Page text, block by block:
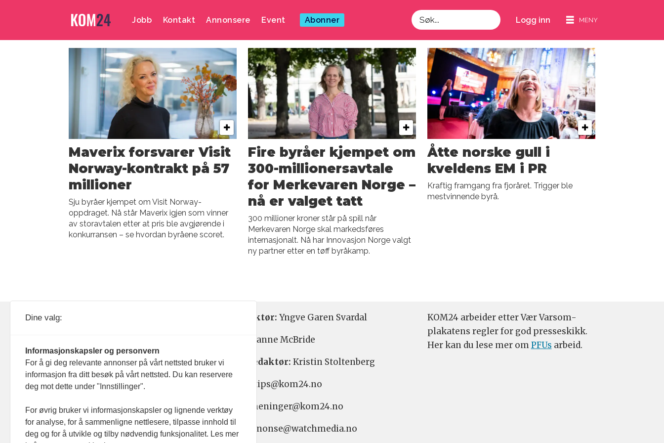
Jobb Kontakt Annonsere Event Abonner
Søk
Logg inn
Emne:
fagereng
Maverix forsvarer Visit
Norway-kontrakt på 57
millioner
Sju byråer kjempet om Visit Norway-
oppdraget. Nå står Maverix igjen som vinner
av storavtalen etter at pris ble avgjørende i
konkurransen – se hvordan byråene scoret.
Fire byråer kjempet om
300-millionersavtale
for Merkevaren Norge –
nå er valget tatt
300 millioner kroner står på spill når
Merkevaren Norge skal markedsføres
internasjonalt. Nå har Innovasjon Norge valgt
ny partner etter en tøff byråkamp.
Åtte norske gull i
kveldens EM i PR
Kraftig framgang fra fjoråret. Trigger ble
mestvinnende byrå.
093 182
Nyhetsredaktør: Yngve Garen Svardal
Hanne McBride
Ansvarlig redaktør: Kristin Stoltenberg
Nyhetstips: tips@kom24.no
Meninger: meninger@kom24.no
Annonse: annonse@watchmedia.no
KOM24 arbeider etter Vær Varsom-
plakatens regler for god presseskikk.
Her kan du lese mer omPFUs arbeid.
Dine valg:
Informasjonskapsler og personvern
For å gi deg relevante annonser på vårt nettsted bruker vi
informasjon fra ditt besøk på vårt nettsted. Du kan reservere
deg mot dette under "Innstillinger".
For øvrig bruker vi informasjonskapsler og lignende verktøy
for analyse, for å sammenligne nettlesere, tilpasse innhold til
deg og for å utvikle og tilby nødvendig funksjonalitet. Les mer